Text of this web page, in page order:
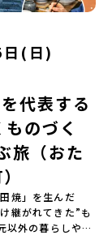
代の中学生が大
ば、たった数日
【無料】！親元
フがしっかりサ
ーーーーーーー
カイブ配信）
ただけます。こ
絶対に行ってみ
聴してみてくだ
カイブを視聴す
めし地域留学の
地域について・
ログラムは、以
ーーーーーーー
(日)
代表する
のづく
旅（おた
焼」を生んだ
継がれてきた”も
以外の暮らしや文